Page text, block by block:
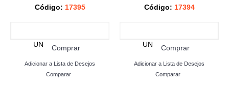
Código: 17395
UN Comprar
Adicionar a Lista de Desejos
Comparar
Código: 17394
UN Comprar
Adicionar a Lista de Desejos
Comparar